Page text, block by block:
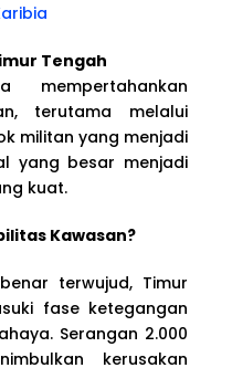
Tengah
terutama melalui
militan yang menjadi
yang besar menjadi
kuat.
Kawasan?
terwujud, Timur
fase ketegangan
Serangan 2.000
kerusakan